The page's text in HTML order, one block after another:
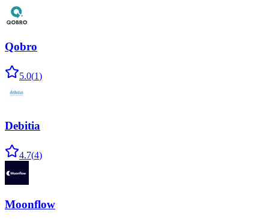
Qobro
5.0(1)
Debitia
4.7(4)
Moonflow